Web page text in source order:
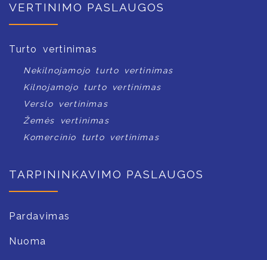
VERTINIMO PASLAUGOS
Turto vertinimas
Nekilnojamojo turto vertinimas
Kilnojamojo turto vertinimas
Verslo vertinimas
Žemės vertinimas
Komercinio turto vertinimas
TARPININKAVIMO PASLAUGOS
Pardavimas
Nuoma